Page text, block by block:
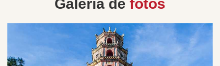
Galería de fotos